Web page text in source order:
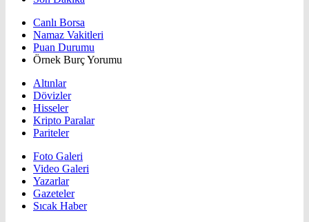
Canlı Borsa
Namaz Vakitleri
Puan Durumu
Örnek Burç Yorumu
Altınlar
Dövizler
Hisseler
Kripto Paralar
Pariteler
Foto Galeri
Video Galeri
Yazarlar
Gazeteler
Sıcak Haber